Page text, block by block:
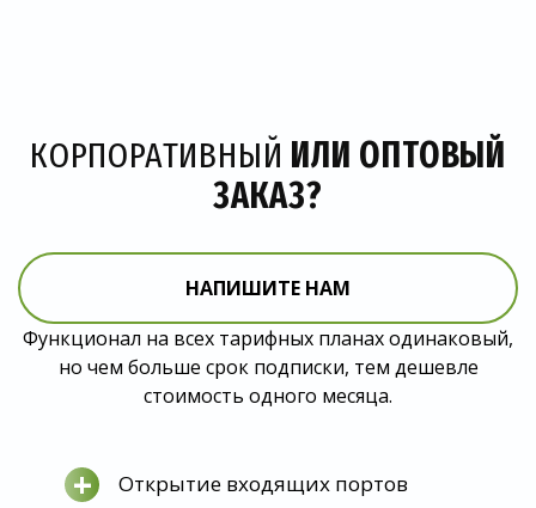
КОРПОРАТИВНЫЙ ИЛИ ОПТОВЫЙ
ЗАКАЗ?
НАПИШИТЕ НАМ
Функционал на всех тарифных планах одинаковый,
но чем больше срок подписки, тем дешевле
стоимость одного месяца.
+ Открытие входящих портов